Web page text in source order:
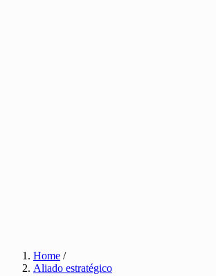
Home /
Aliado estratégico